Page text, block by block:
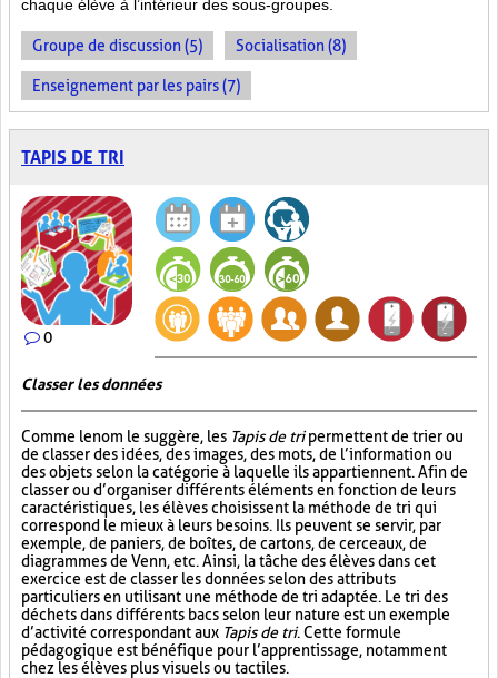
chaque élève à l’intérieur des sous-groupes.
Groupe de discussion (5) Socialisation (8)
Enseignement par les pairs (7)
TAPIS DE TRI
0
Classer les données
Comme le nom le suggère, les Tapis de tripermettent de trier ou
de classer des idées, des images, des mots, de l’information ou
des objets selon la catégorie à laquelle ils appartiennent. Afin de
classer ou d’organiser différents éléments en fonction de leurs
caractéristiques, les élèves choisissent la méthode de tri qui
correspond le mieux à leurs besoins. Ils peuvent se servir, par
exemple, de paniers, de boîtes, de cartons, de cerceaux, de
diagrammes de Venn, etc. Ainsi, la tâche des élèves dans cet
exercice est de classer les données selon des attributs
particuliers en utilisant une méthode de tri adaptée. Le tri des
déchets dans différents bacs selon leur nature est un exemple
d’activité correspondant aux Tapis de tri. Cette formule
pédagogique est bénéfique pour l’apprentissage, notamment
chez les élèves plus visuels ou tactiles.